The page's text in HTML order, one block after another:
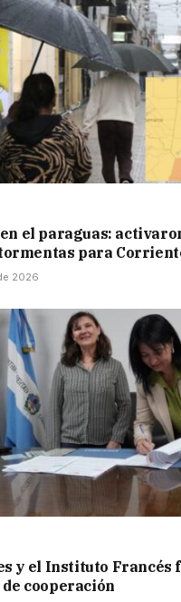
el paraguas:
para
2026
y el Instituto Francés
cooperación